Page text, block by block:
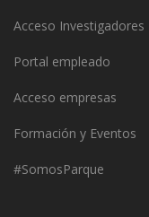
Acceso Investigadores
Portal empleado
Acceso empresas
Formación y Eventos
#SomosParque